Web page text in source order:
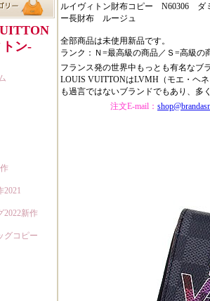
ルイヴィトン財布コピー N60306 ダ
ー長財布 ルージュ
全部商品は未使用新品です。
ランク：Ｎ=最高級の商品／Ｓ=高級の
フランス発の世界中もっとも有名なブ
LOUIS VUITTONはLVMH（モエ・ヘ
も過言ではないブランドでもあり、多
注文E-mail：